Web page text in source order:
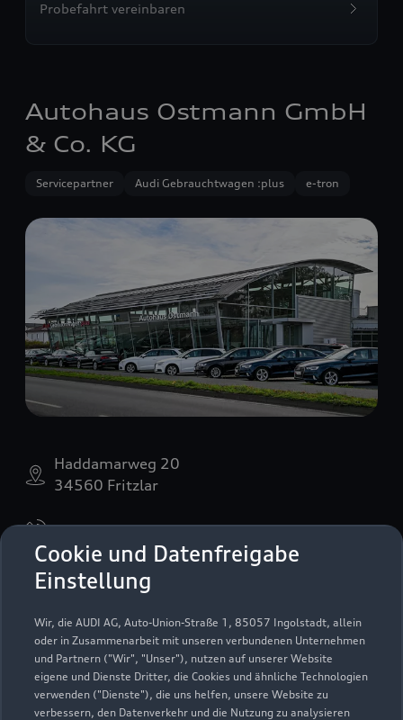
Cookie und Datenfreigabe
Einstellung
Wir, die AUDI AG, Auto-Union-Straße 1, 85057 Ingolstadt, allein
oder in Zusammenarbeit mit unseren verbundenen Unternehmen
und Partnern ("Wir", "Unser"), nutzen auf unserer Website
eigene und Dienste Dritter, die Cookies und ähnliche Technologien
verwenden ("Dienste"), die uns helfen, unsere Website zu
verbessern, den Datenverkehr und die Nutzung zu analysieren
Probefahrt vereinbaren
Autohaus Ostmann GmbH
& Co. KG
Servicepartner Audi Gebrauchtwagen :plus e-tron
Haddamarweg 20
34560 Fritzlar
05622 7979910
info-fl@autohaus-ostmann.de
Kontaktdaten herunterladen